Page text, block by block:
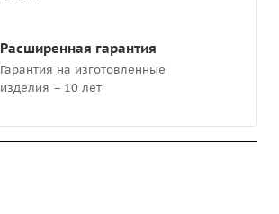
Расширенная гарантия
Гарантия на изготовленные
изделия – 10 лет